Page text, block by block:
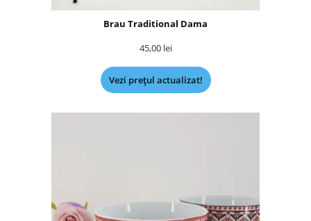
Brau Traditional Dama
45,00 lei
Vezi prețul actualizat!